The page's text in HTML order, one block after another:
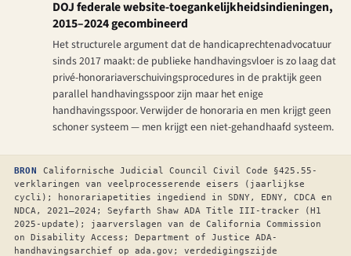
DOJ federale website-toegankelijkheidsindieningen,
2015–2024 gecombineerd
Het structurele argument dat de handicaprechtenadvocatuur
sinds 2017 maakt: de publieke handhavingsvloer is zo laag dat
privé-honorariaverschuivingsprocedures in de praktijk geen
parallel handhavingsspoor zijn maar het enige
handhavingsspoor. Verwijder de honoraria en men krijgt geen
schoner systeem — men krijgt een niet-gehandhaafd systeem.
BRON
Californische Judicial Council Civil Code §425.55-
verklaringen van veelprocesserende eisers (jaarlijkse
cycli); honorariapetities ingediend in SDNY, EDNY, CDCA en
NDCA, 2021–2024; Seyfarth Shaw ADA Title III-tracker (H1
2025-update); jaarverslagen van de California Commission
on Disability Access; Department of Justice ADA-
handhavingsarchief op ada.gov; verdedigingszijde